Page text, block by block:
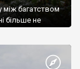
між багатством
більше не